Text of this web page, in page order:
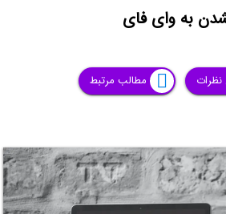
به وای فای
مطالب مرتبط